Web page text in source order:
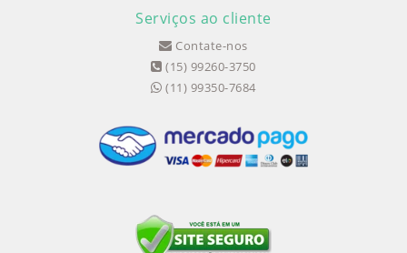
Serviços ao cliente
Contate-nos
(15) 99260-3750
(11) 99350-7684